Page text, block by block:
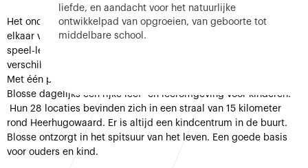
liefde, en aandacht voor het natuurlijke
ontwikkelpad van opgroeien, van geboorte tot
middelbare school.
Het onderwijs en kinderopvang van Blosse zijn inhoudelijk met
elkaar verbonden. Dat maakt van elk kindcentrum een echt
speel-leercentrum voor ieder kind. Bij Blosse maken ze het
verschil voor de kinderen die aan hun zorg zijn toevertrouwd.
Met één pedagogische visie creëren alle medewerkers van
Blosse dagelijks een rijke leef- en leeromgeving voor kinderen.
Hun 28 locaties bevinden zich in een straal van 15 kilometer
rond Heerhugowaard. Er is altijd een kindcentrum in de buurt.
Blosse ontzorgt in het spitsuur van het leven. Een goede basis
voor ouders en kind.